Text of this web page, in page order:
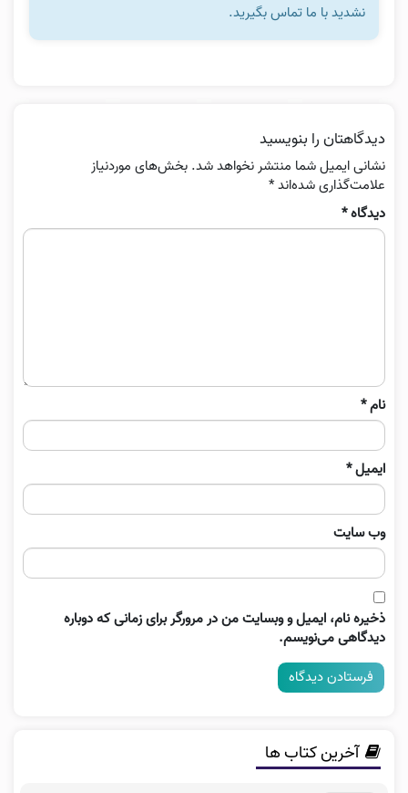
نشدید با ما تماس بگیرید.
دیدگاهتان را بنویسید
نشانی ایمیل شما منتشر نخواهد شد. بخش‌های موردنیاز
علامت‌گذاری شده‌اند*
دیدگاه*
نام*
ایمیل*
وب‌ سایت
ذخیره نام، ایمیل و وبسایت من در مرورگر برای زمانی که دوباره
دیدگاهی می‌نویسم.
آخرین کتاب ها